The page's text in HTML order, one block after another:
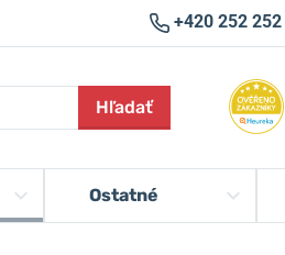
+420 252
Hľadať
Ostatné